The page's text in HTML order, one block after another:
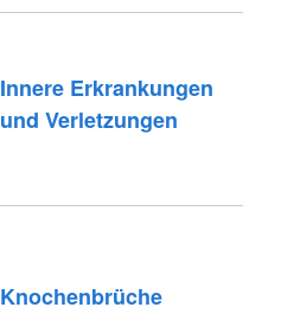
Innere Erkrankungen
und Verletzungen
Knochenbrüche